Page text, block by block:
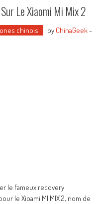
Le Xiaomi Mi Mix 2
chinois by ChinaGeek-
le fameux recovery
le Xioami MI MIX 2, nom de